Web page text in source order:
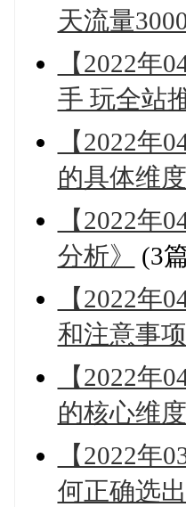
天流量3000
【2022年
手 玩全站
【2022年
的具体维度
【2022年
分析》
(3
【2022年
和注意事项
【2022年
的核心维度
【2022年
何正确选